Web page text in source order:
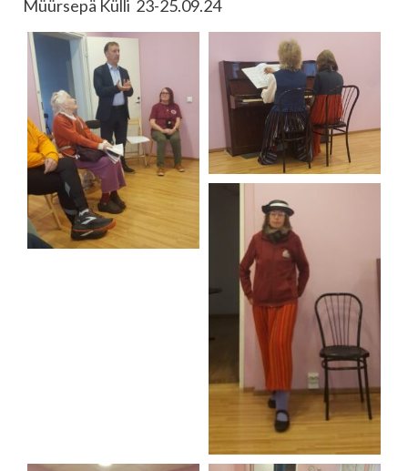
Müürsepä Külli 23-25.09.24